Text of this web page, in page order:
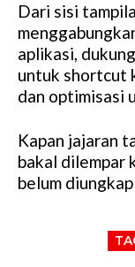
Dari sisi
aplikasi,
untuk shortcut
dan optimisasi
Kapan jajaran
bakal dilempar
belum